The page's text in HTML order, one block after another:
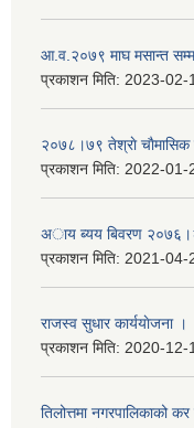
आ.व.२०७९ माघ मसान्त
प्रकाशन मिति: 2023-02-
२०७८।७९ तेश्राे चाैमासिक
प्रकाशन मिति: 2022-01-
अाय ब्यय बिवरण
प्रकाशन मिति: 2021-04-
राजस्व सुधार कार्ययाेजना ।
प्रकाशन मिति: 2020-12-
तिलोत्तमा नगरपालिकाको